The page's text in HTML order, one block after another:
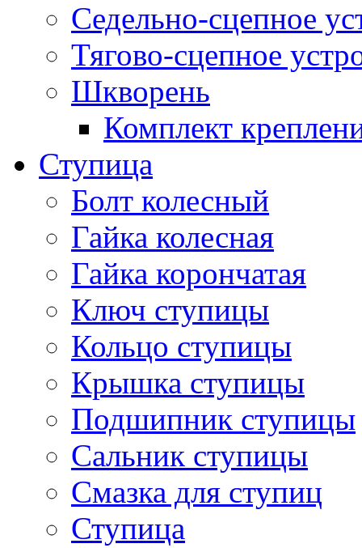
Седельно-сцепное
Тягово-сцепное
Шкворень
Комплект
Ступица
Болт колесный
Гайка колесная
Гайка корончатая
Ключ ступицы
Кольцо ступицы
Крышка ступицы
Подшипник ступицы
Сальник ступицы
Смазка для ступиц
Ступица